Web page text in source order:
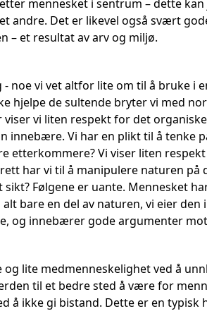
mennesket i sentrum – dette
andre. Det er likevel også svært
– et resultat av arv og miljø.
noe vi vet altfor lite om til å bruke i
hjelpe de sultende bryter vi med
vi liten respekt for det
innebære. Vi har en plikt til å tenke
etterkommere? Vi viser liten
har vi til å manipulere naturen på
Følgene er uante. Mennesket
bare en del av naturen, vi eier den
og innebærer gode argumenter
lite medmenneskelighet ved å
til et bedre sted å være for
å ikke gi bistand. Dette er en typisk